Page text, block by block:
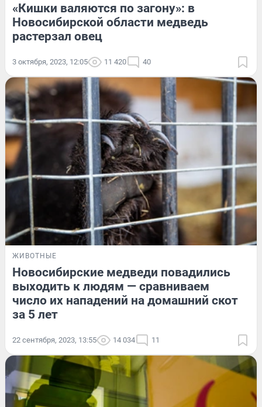
«Кишки валяются по загону»: в
Новосибирской области медведь
растерзал овец
3 октября, 2023, 12:05 11 420 40
ЖИВОТНЫЕ
Новосибирские медведи повадились
выходить к людям — сравниваем
число их нападений на домашний скот
за 5 лет
22 сентября, 2023, 13:55 14 034 11